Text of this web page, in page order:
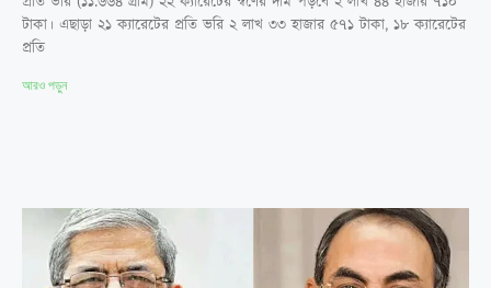
টাকা। এছাড়া ২১ ক্যারেটের প্রতি ভরি ২ লাখ ৩৩ হাজার ৫৭১ টাকা, ১৮ ক্যারেটের
প্রতি
আরও পড়ুন